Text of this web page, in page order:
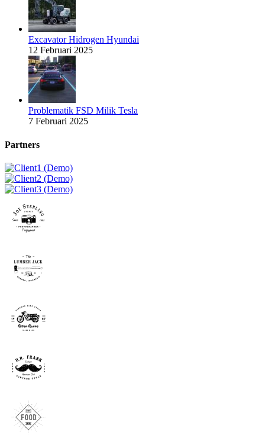
Excavator Hidrogen Hyundai
12 Februari 2025
Problematik FSD Milik Tesla
7 Februari 2025
Partners